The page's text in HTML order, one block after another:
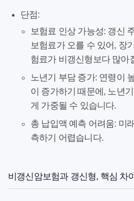
단점:
보험료 인상 가능성: 갱신
보험료가 오를 수 있어, 장
험료가 비갱신형보다 많아
노년기 부담 증가: 연령이
이 증가하기 때문에, 노년
게 가중될 수 있습니다.
총 납입액 예측 어려움: 미
측하기 어렵습니다.
비갱신암보험과 갱신형, 핵심 차